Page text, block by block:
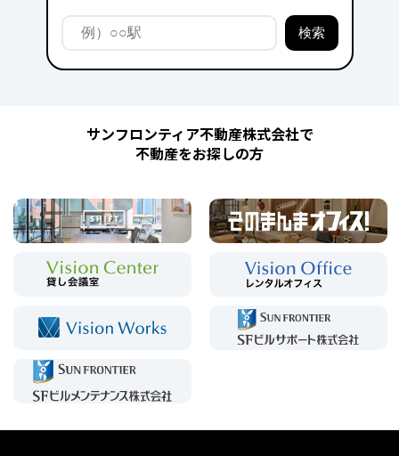
サンフロンティア不動産株式会社で
不動産をお探しの方